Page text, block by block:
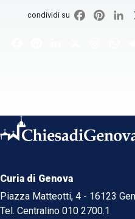
condividi su Facebook
Curia di Genova
Piazza Matteotti, 4 - 16123
Tel. Centralino 010 2700.1